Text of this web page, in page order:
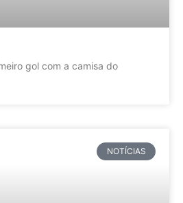
gol com a camisa do
NOTÍCIAS